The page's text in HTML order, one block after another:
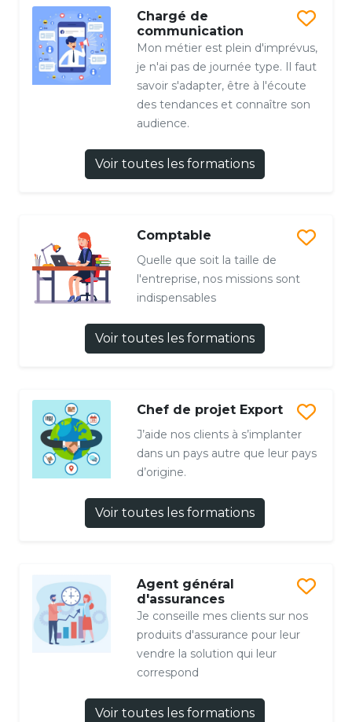
Chargé de
communication
Mon métier est plein d'imprévus,
je n'ai pas de journée type. Il faut
savoir s'adapter, être à l'écoute
des tendances et connaître son
audience.
Voir toutes les formations
Comptable
Quelle que soit la taille de
l'entreprise, nos missions sont
indispensables
Voir toutes les formations
Chef de projet Export
J’aide nos clients à s’implanter
dans un pays autre que leur pays
d’origine.
Voir toutes les formations
Agent général
d'assurances
Je conseille mes clients sur nos
produits d'assurance pour leur
vendre la solution qui leur
correspond
Voir toutes les formations